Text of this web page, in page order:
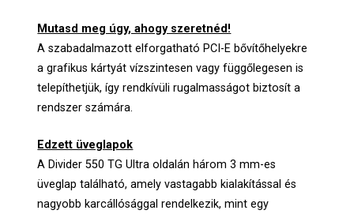
Mutasd meg úgy, ahogy szeretnéd!
A szabadalmazott elforgatható PCI-E bővítőhelyekre
a grafikus kártyát vízszintesen vagy függőlegesen is
telepíthetjük, így rendkívüli rugalmasságot biztosít a
rendszer számára.
Edzett üveglapok
A Divider 550 TG Ultra oldalán három 3 mm-es
üveglap található, amely vastagabb kialakítással és
nagyobb karcállósággal rendelkezik, mint egy